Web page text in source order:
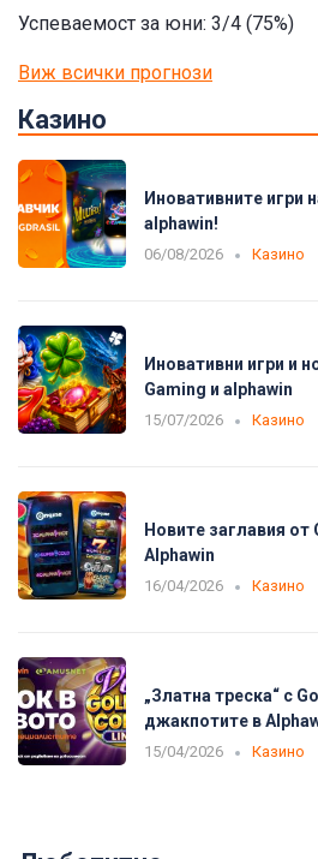
Успеваемост за юни: 3/4 (75%)
Виж всички прогнози
Казино
Иновативните игри
alphawin!
06/08/2026 Казино
Иновативни игри и
Gaming и alphawin
15/07/2026 Казино
Новите заглавия от
Alphawin
16/04/2026 Казино
„Златна треска“ с
джакпотите в
15/04/2026 Казино